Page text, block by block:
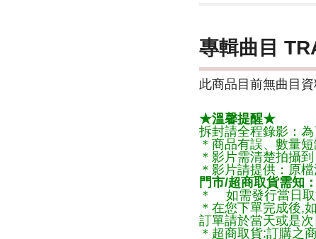
專輯曲目
此商品目前無曲目資
★溫馨提醒★
拆封請全程錄影：
＊商品有誤、數量
＊影片需清楚拍攝
＊影片請提供：原
門市/超商取貨需知：
＊ 如需發行當日取
＊在您下單完成後,
訂單請於當天或是
＊超商取貨:訂購之